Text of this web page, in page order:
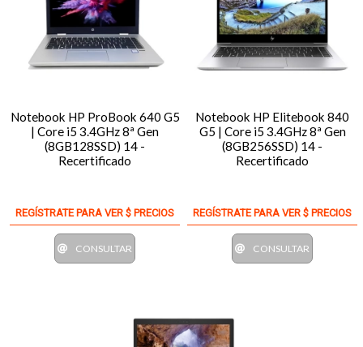
Notebook HP ProBook 640 G5
| Core i5 3.4GHz 8ª Gen
(8GB128SSD) 14 -
Recertificado
REGÍSTRATE PARA VER $ PRECIOS
CONSULTAR
Notebook HP Elitebook 840
G5 | Core i5 3.4GHz 8ª Gen
(8GB256SSD) 14 -
Recertificado
REGÍSTRATE PARA VER $ PRECIOS
CONSULTAR